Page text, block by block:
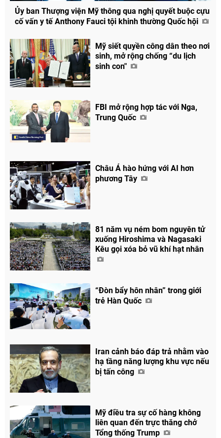
Chia sẻ
Facebook
Ủy ban Thượng viện Mỹ thông qua nghị quyết buộc cựu
cố vấn y tế Anthony Fauci tội khinh thường Quốc hội
Mỹ siết quyền công dân theo nơi
sinh, mở rộng chống “du lịch
sinh con"
FBI mở rộng hợp tác với Nga,
Trung Quốc
Châu Á hào hứng với AI hơn
phương Tây
81 năm vụ ném bom nguyên tử
xuống Hiroshima và Nagasaki
Kêu gọi xóa bỏ vũ khí hạt nhân
“Đòn bẩy hôn nhân” trong giới
trẻ Hàn Quốc
Iran cảnh báo đáp trả nhằm vào
hạ tầng năng lượng khu vực nếu
bị tấn công
Mỹ điều tra sự cố hàng không
liên quan đến trực thăng chở
Tổng thống Trump